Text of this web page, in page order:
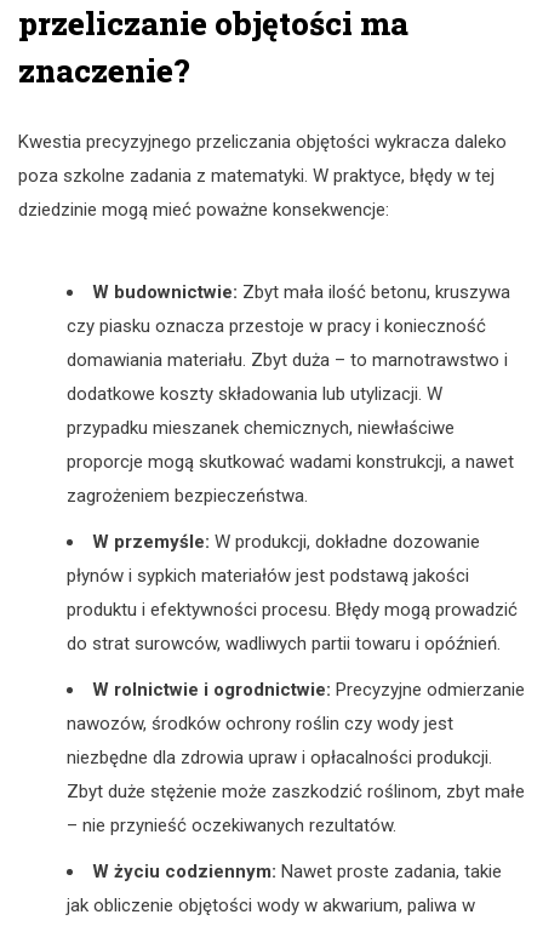
przeliczanie objętości ma
znaczenie?
Kwestia precyzyjnego przeliczania objętości wykracza daleko
poza szkolne zadania z matematyki. W praktyce, błędy w tej
dziedzinie mogą mieć poważne konsekwencje:
W budownictwie: Zbyt mała ilość betonu, kruszywa
czy piasku oznacza przestoje w pracy i konieczność
domawiania materiału. Zbyt duża – to marnotrawstwo i
dodatkowe koszty składowania lub utylizacji. W
przypadku mieszanek chemicznych, niewłaściwe
proporcje mogą skutkować wadami konstrukcji, a nawet
zagrożeniem bezpieczeństwa.
W przemyśle: W produkcji, dokładne dozowanie
płynów i sypkich materiałów jest podstawą jakości
produktu i efektywności procesu. Błędy mogą prowadzić
do strat surowców, wadliwych partii towaru i opóźnień.
W rolnictwie i ogrodnictwie: Precyzyjne odmierzanie
nawozów, środków ochrony roślin czy wody jest
niezbędne dla zdrowia upraw i opłacalności produkcji.
Zbyt duże stężenie może zaszkodzić roślinom, zbyt małe
– nie przynieść oczekiwanych rezultatów.
W życiu codziennym: Nawet proste zadania, takie
jak obliczenie objętości wody w akwarium, paliwa w